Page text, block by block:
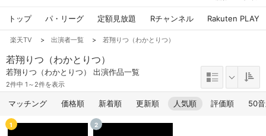
トップ パ・リーグ 定額見放題 Rチャンネル Rakuten PLAY
楽天TV > 出演者一覧 > 若翔りつ（わかとりつ）
若翔りつ（わかとりつ）
若翔りつ（わかとりつ） 出演作品一覧
2件中 1～2件を表示
マッチング 価格順 新着順 更新順 人気順 評価順 50
1 2